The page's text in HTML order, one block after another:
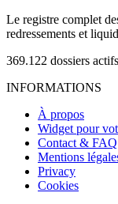
Le registre complet
redressements et
369.122 dossiers actifs
INFORMATIONS
À propos
Widget pour
Contact & FAQ
Mentions
Privacy
Cookies